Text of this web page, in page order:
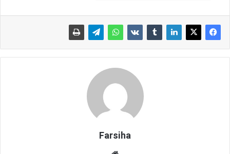
Farsiha